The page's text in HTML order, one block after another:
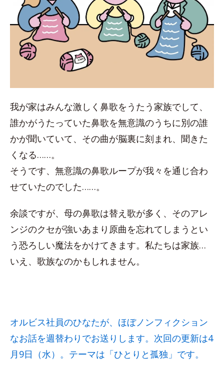
我が家はみんな激しく鼻歌をうたう家族でして、
誰かがうたっていた鼻歌を無意識のうちに別の誰
かが聞いていて、その曲が脳裏に刻まれ、聞きた
くなる……。
そうです、無意識の鼻歌ループが我々を通じ合わ
せていたのでした……。
余談ですが、母の鼻歌は替え歌が多く、そのアレ
ンジのクセが強いあまり原曲を忘れてしまうとい
う恐ろしい魔法をかけてきます。私たちは家族…
いえ、歌族なのかもしれません。
オルビス社員のひなたが、ほぼノンフィクション
なお話を週替わりでお送りします。次回の更新は4
月9日（水）。テーマは「ひとりと孤独」です。